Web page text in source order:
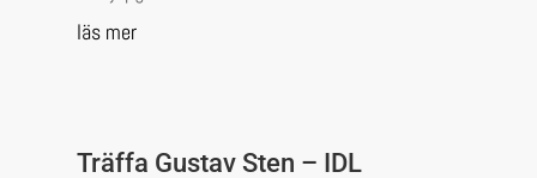
läs mer
Träffa Gustav Sten – IDL